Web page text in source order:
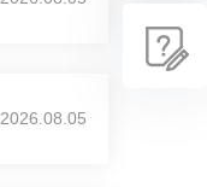
2026.08.05